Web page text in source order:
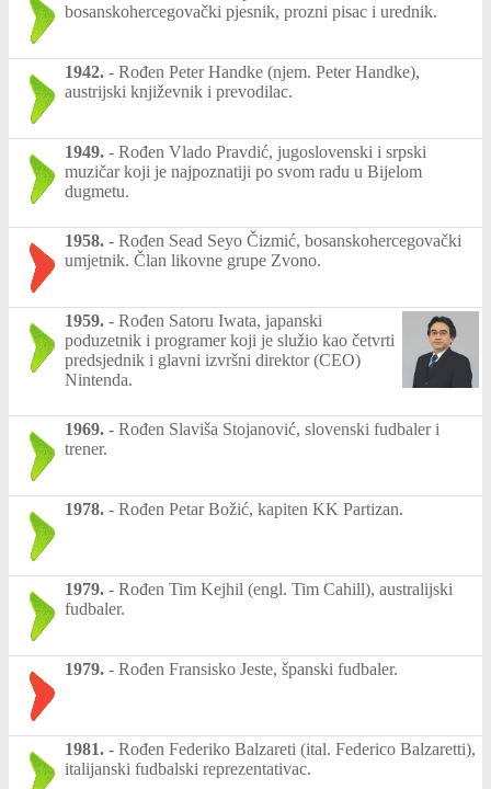
bosanskohercegovački pjesnik, prozni pisac i urednik.
1942. - Rođen Peter Handke (njem. Peter Handke),
austrijski književnik i prevodilac.
1949. - Rođen Vlado Pravdić, jugoslovenski i srpski
muzičar koji je najpoznatiji po svom radu u Bijelom
dugmetu.
1958. - Rođen Sead Seyo Čizmić, bosanskohercegovački
umjetnik. Član likovne grupe Zvono.
1959. - Rođen Satoru Iwata, japanski
poduzetnik i programer koji je služio kao četvrti
predsjednik i glavni izvršni direktor (CEO)
Nintenda.
1969. - Rođen Slaviša Stojanović, slovenski fudbaler i
trener.
1978. - Rođen Petar Božić, kapiten KK Partizan.
1979. - Rođen Tim Kejhil (engl. Tim Cahill), australijski
fudbaler.
1979. - Rođen Fransisko Jeste, španski fudbaler.
1981. - Rođen Federiko Balzareti (ital. Federico Balzaretti),
italijanski fudbalski reprezentativac.